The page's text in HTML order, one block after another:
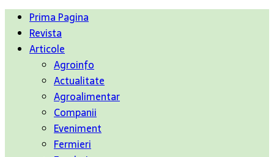
Prima Pagina
Revista
Articole
Agroinfo
Actualitate
Agroalimentar
Companii
Eveniment
Fermieri